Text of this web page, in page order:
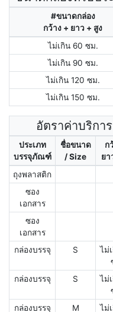
#ขนาดกล่อง
กว้าง + ยาว + สูง
ไม่เกิน 60 ซม.
ไม่เกิน 90 ซม.
ไม่เกิน 120 ซม.
ไม่เกิน 150 ซม.
อัตราค่าบริกา
ประเภท
บรรจุภัณฑ์
ชื่อขนาด
/ Size
ก
ยา
ถุงพลาสติก
ซอง
เอกสาร
ซอง
เอกสาร
กล่องบรรจุ S
ไม่
กล่องบรรจุ S
ไม่
กล่องบรรจุ M
ไม่